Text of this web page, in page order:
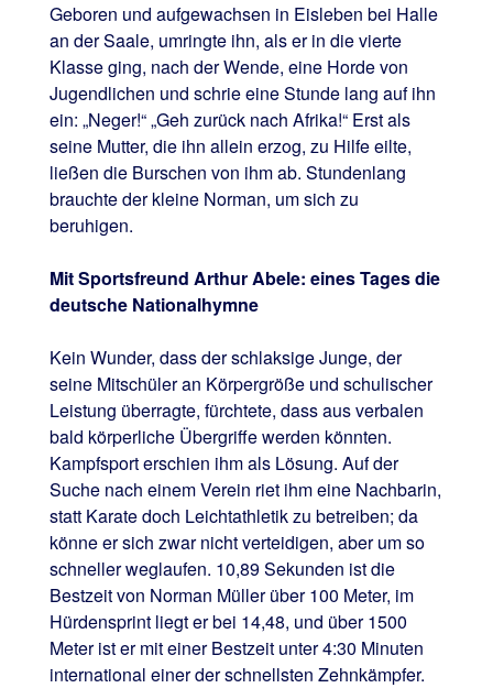
Geboren und aufgewachsen in Eisleben bei Halle
an der Saale, umringte ihn, als er in die vierte
Klasse ging, nach der Wende, eine Horde von
Jugendlichen und schrie eine Stunde lang auf ihn
ein: „Neger!“ „Geh zurück nach Afrika!“ Erst als
seine Mutter, die ihn allein erzog, zu Hilfe eilte,
ließen die Burschen von ihm ab. Stundenlang
brauchte der kleine Norman, um sich zu
beruhigen.
Mit Sportsfreund Arthur Abele: eines Tages die
deutsche Nationalhymne
Kein Wunder, dass der schlaksige Junge, der
seine Mitschüler an Körpergröße und schulischer
Leistung überragte, fürchtete, dass aus verbalen
bald körperliche Übergriffe werden könnten.
Kampfsport erschien ihm als Lösung. Auf der
Suche nach einem Verein riet ihm eine Nachbarin,
statt Karate doch Leichtathletik zu betreiben; da
könne er sich zwar nicht verteidigen, aber um so
schneller weglaufen. 10,89 Sekunden ist die
Bestzeit von Norman Müller über 100 Meter, im
Hürdensprint liegt er bei 14,48, und über 1500
Meter ist er mit einer Bestzeit unter 4:30 Minuten
international einer der schnellsten Zehnkämpfer.